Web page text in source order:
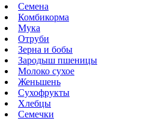
Семена
Комбикорма
Мука
Отруби
Зерна и бобы
Зародыш пшеницы
Молоко сухое
Женьшень
Сухофрукты
Хлебцы
Семечки